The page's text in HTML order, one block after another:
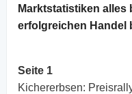
Marktstatistiken alles
erfolgreichen Handel
Seite 1
Kichererbsen: